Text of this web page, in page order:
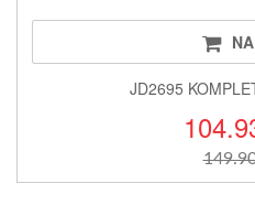
JD2695